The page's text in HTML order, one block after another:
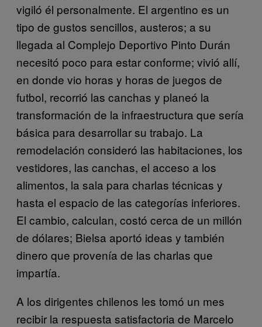
vigiló él personalmente. El argentino es un
tipo de gustos sencillos, austeros; a su
llegada al Complejo Deportivo Pinto Durán
necesitó poco para estar conforme; vivió allí,
en donde vio horas y horas de juegos de
futbol, recorrió las canchas y planeó la
transformación de la infraestructura que sería
básica para desarrollar su trabajo. La
remodelación consideró las habitaciones, los
vestidores, las canchas, el acceso a los
alimentos, la sala para charlas técnicas y
hasta el espacio de las categorías inferiores.
El cambio, calculan, costó cerca de un millón
de dólares; Bielsa aportó ideas y también
dinero que provenía de las charlas que
impartía.
A los dirigentes chilenos les tomó un mes
recibir la respuesta satisfactoria de Marcelo